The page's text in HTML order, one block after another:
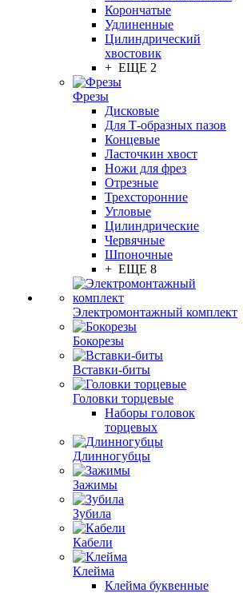
Корончатые
Удлиненные
Цилиндрический
хвостовик
+ ЕЩЕ 2
Фрезы
Дисковые
Для Т-образных пазов
Концевые
Ласточкин хвост
Ножи для фрез
Отрезные
Трехсторонние
Угловые
Цилиндрические
Червячные
Шпоночные
+ ЕЩЕ 8
Электромонтажный комплект
Бокорезы
Вставки-биты
Головки торцевые
Наборы головок
торцевых
Длинногубцы
Зажимы
Зубила
Кабели
Клейма
Клейма буквенные